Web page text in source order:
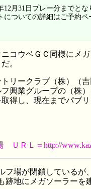
月31日プレー分までと
ついての詳細はご予約ペ
コウベＧＣ同様にメ
。
リークラブ（株）（吉
興業グループの（株
得し、現在までパブ
Ｌ＝http://
場が閉鎖しているが
地にメガソーラーを